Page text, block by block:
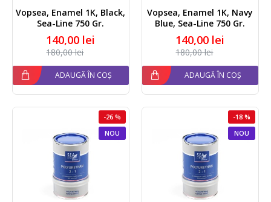
Vopsea, Enamel 1K, Black,
Sea-Line 750 Gr.
140,00 lei
180,00 lei
ADAUGĂ ÎN COȘ
Vopsea, Enamel 1K, Navy
Blue, Sea-Line 750 Gr.
140,00 lei
180,00 lei
ADAUGĂ ÎN COȘ
NOU
-26 %
NOU
-18 %